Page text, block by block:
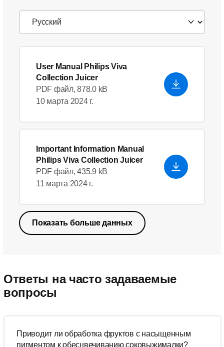
User Manual Philips Viva
Collection Juicer
PDF файл, 878.0 kB
10 марта 2024 г.
Important Information Manual
Philips Viva Collection Juicer
PDF файл, 435.9 kB
11 марта 2024 г.
Показать больше данных
Ответы на часто задаваемые
вопросы
Приводит ли обработка фруктов с насыщенным
пигментом к обесцвечиванию соковыжималки?